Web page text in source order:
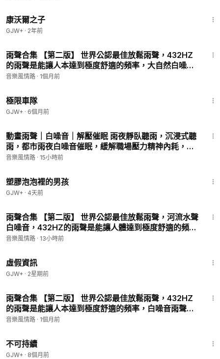
康沃爾之子
GJW+ · 2年前
雨聲合集 【第二版】 世界公認最佳放鬆雨聲，432HZ
的雨聲是能讓人本達到極度舒適的頻率，大自然白噪
音，睡眠助眠，睡眠障礙 ，深度助眠落窗臺，淺雨伴清
音樂風情路 · 1個月前
極限車隊
GJW+ · 6個月前
動畫雨聲｜白噪音｜解壓催眠 雨夜靜臥聽雨，沉浸式聽
雨，都市雨夜白噪音催眠，緩解職場壓力精神內耗，全
網最熱門，治癒助眠ASMR雨聲，被窩裏聽雨聲，遠離
音樂風情路 · 15小時前
塑膠泡泡裡的男孩
GJW+ · 4天前
雨聲合集 【第二版】 世界公認最佳放鬆雨聲，河流水聲
白噪音，432HZ的雨聲是能讓人體達到極度舒適的頻
率，白噪音，聆聽大自然，睡眠助眠，下雨天，水聲雨
音樂風情路 · 13小時前
虛假資訊
GJW+ · 2星期前
雨聲合集 【第二版】 世界公認最佳放鬆雨聲，432HZ
的雨聲是能讓人本達到極度舒適的頻率，白噪音雨聲，
聆聽大自然，睡眠，助眠，下雨天，學習工作，冥想放
音樂風情路 · 1個月前
不可持續
GJW+ · 8個月前